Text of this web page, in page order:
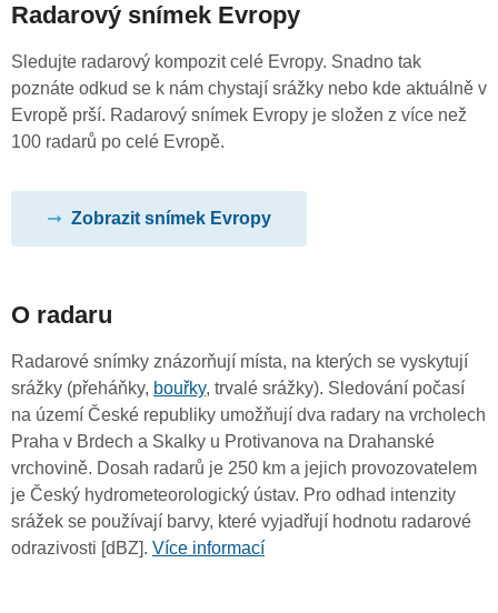
Radarový snímek Evropy
Sledujte radarový kompozit celé Evropy. Snadno tak
poznáte odkud se k nám chystají srážky nebo kde aktuálně v
Evropě prší. Radarový snímek Evropy je složen z více než
100 radarů po celé Evropě.
Zobrazit snímek Evropy
O radaru
Radarové snímky znázorňují místa, na kterých se vyskytují
srážky (přeháňky, bouřky, trvalé srážky). Sledování počasí
na území České republiky umožňují dva radary na vrcholech
Praha v Brdech a Skalky u Protivanova na Drahanské
vrchovině. Dosah radarů je 250 km a jejich provozovatelem
je Český hydrometeorologický ústav. Pro odhad intenzity
srážek se používají barvy, které vyjadřují hodnotu radarové
odrazivosti [dBZ]. Více informací